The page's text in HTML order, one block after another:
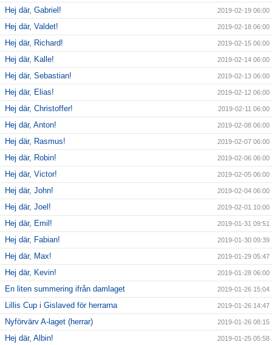
Hej där, Gabriel! 2019-02-19 06:00
Hej där, Valdet! 2019-02-18 06:00
Hej där, Richard! 2019-02-15 06:00
Hej där, Kalle! 2019-02-14 06:00
Hej där, Sebastian! 2019-02-13 06:00
Hej där, Elias! 2019-02-12 06:00
Hej där, Christoffer! 2019-02-11 06:00
Hej där, Anton! 2019-02-08 06:00
Hej där, Rasmus! 2019-02-07 06:00
Hej där, Robin! 2019-02-06 06:00
Hej där, Victor! 2019-02-05 06:00
Hej där, John! 2019-02-04 06:00
Hej där, Joel! 2019-02-01 10:00
Hej där, Emil! 2019-01-31 09:51
Hej där, Fabian! 2019-01-30 09:39
Hej där, Max! 2019-01-29 05:47
Hej där, Kevin! 2019-01-28 06:00
En liten summering ifrån damlaget 2019-01-26 15:04
Lillis Cup i Gislaved för herrarna 2019-01-26 14:47
Nyförvärv A-laget (herrar) 2019-01-26 08:15
Hej där, Albin! 2019-01-25 05:58